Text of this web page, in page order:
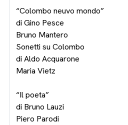
“Colombo neuvo mondo”
di Gino Pesce
Bruno Mantero
Sonetti su Colombo
di Aldo Acquarone
Maria Vietz
“Il poeta”
di Bruno Lauzi
Piero Parodi